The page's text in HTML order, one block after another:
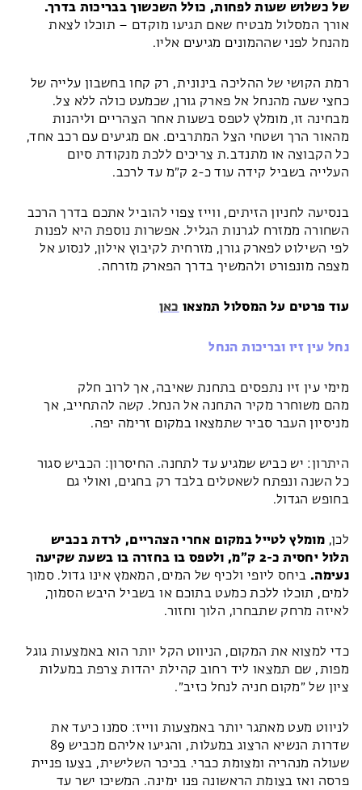
של כשלוש שעות לפחות, כולל השכשוך בבריכות בדרך.
אורך המסלול מבטיח שאם תגיעו מוקדם – תוכלו לצאת
מהנחל לפני שההמונים מגיעים אליו.
רמת הקושי של ההליכה בינונית, רק קחו בחשבון עלייה של
כחצי שעה מהנחל אל פארק גורן, שכמעט כולה ללא צל.
מבחינה זו, מומלץ לטפס בשעות אחר הצהריים וליהנות
מהאור הרך ושטחי הצל המתרבים. אם מגיעים עם רכב אחד,
כל הקבוצה או מתנדב.ת צריכים ללכת מנקודת סיום
העלייה בשביל קידה עוד כ-2 ק״מ עד לרכב.
בנסיעה לחניון הזיתים, ווייז צפוי להוביל אתכם בדרך הרכב
השחורה ממזרח לגרנות הגליל. אפשרות נוספת היא לפנות
לפי השילוט לפארק גורן, מזרחית לקיבוץ אילון, לנסוע אל
מצפה מונפורט ולהמשיך בדרך הפארק מזרחה.
עוד פרטים על המסלול תמצאו כאן
נחל עין זיו ובריכות הנחל
מימי עין זיו נתפסים בתחנת שאיבה, אך לרוב חלק
מהם משוחרר מקיר התחנה אל הנחל. קשה להתחייב, אך
מניסיון העבר סביר שתמצאו במקום זרימה יפה.
היתרון: יש כביש שמגיע עד לתחנה. החיסרון: הכביש סגור
כל השנה ונפתח לשאטלים בלבד רק בחגים, ואולי גם
בחופש הגדול.
לכן, מומלץ לטייל במקום אחרי הצהריים, לרדת בכביש
תלול יחסית כ-2 ק״מ, ולטפס בו בחזרה בו בשעת שקיעה
נעימה. ביחס ליופי ולכיף של המים, המאמץ אינו גדול. סמוך
למים, תוכלו ללכת כמעט בתוכם או בשביל היבש הסמוך,
לאיזה מרחק שתבחרו, הלוך וחזור.
כדי למצוא את המקום, הניווט הקל יותר הוא באמצעות גוגל
מפות, שם תמצאו ליד רחוב קהילת יהדות צרפת במעלות
ציון של ״מקום חניה לנחל כזיב״.
לניווט מעט מאתגר יותר באמצעות ווייז: סמנו כיעד את
שדרות הנשיא הרצוג במעלות, והגיעו אליהם מכביש 89
שעולה מנהריה ומצומת כברי. בכיכר השלישית, בצעו פניית
פרסה ואז בצומת הראשונה פנו ימינה. המשיכו ישר עד